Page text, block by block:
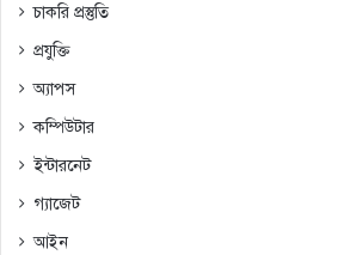
চাকরি প্রস্তুতি
প্রযুক্তি
অ্যাপস
কম্পিউটার
ইন্টারনেট
গ্যাজেট
আইন